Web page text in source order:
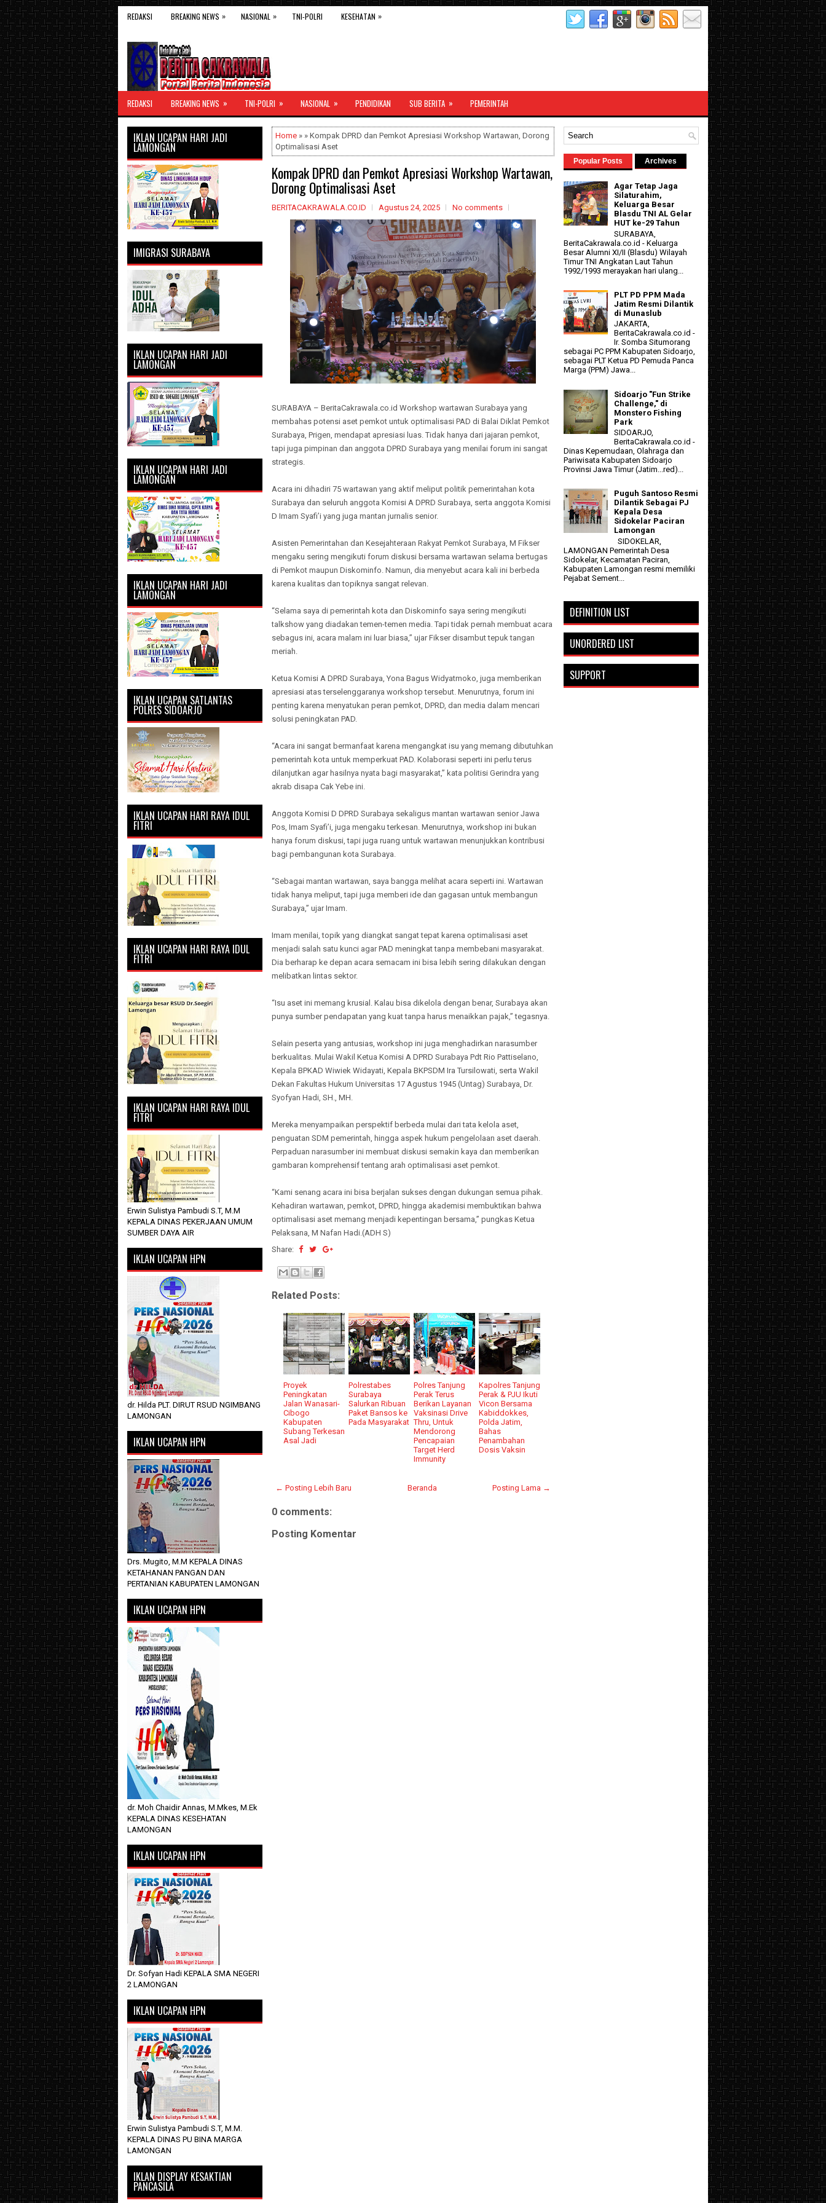
REDAKSI BREAKING NEWS » NASIONAL » TNI-POLRI KESEHATAN »
REDAKSI BREAKING NEWS » TNI-POLRI » NASIONAL » PENDIDIKAN SUB BERITA » PEMERINTAH
Home » » Kompak DPRD dan Pemkot Apresiasi Workshop Wartawan, Dorong
Optimalisasi Aset
Kompak DPRD dan Pemkot Apresiasi Workshop Wartawan,
Dorong Optimalisasi Aset
BERITACAKRAWALA.CO.ID Agustus 24, 2025 No comments
SURABAYA – BeritaCakrawala.co.id Workshop wartawan Surabaya yang
membahas potensi aset pemkot untuk optimalisasi PAD di Balai Diklat Pemkot
Surabaya, Prigen, mendapat apresiasi luas. Tidak hanya dari jajaran pemkot,
tapi juga pimpinan dan anggota DPRD Surabaya yang menilai forum ini sangat
strategis.
Acara ini dihadiri 75 wartawan yang aktif meliput politik pemerintahan kota
Surabaya dan seluruh anggota Komisi A DPRD Surabaya, serta anggota Komisi
D Imam Syafi’i yang juga mantan jurnalis senior.
Asisten Pemerintahan dan Kesejahteraan Rakyat Pemkot Surabaya, M Fikser
mengaku sering mengikuti forum diskusi bersama wartawan selama bertugas
di Pemkot maupun Diskominfo. Namun, dia menyebut acara kali ini berbeda
karena kualitas dan topiknya sangat relevan.
“Selama saya di pemerintah kota dan Diskominfo saya sering mengikuti
talkshow yang diadakan temen-temen media. Tapi tidak pernah membuat acara
sebagus ini, acara malam ini luar biasa,” ujar Fikser disambut tepuk tangan
meriah.
Ketua Komisi A DPRD Surabaya, Yona Bagus Widyatmoko, juga memberikan
apresiasi atas terselenggaranya workshop tersebut. Menurutnya, forum ini
penting karena menyatukan peran pemkot, DPRD, dan media dalam mencari
solusi peningkatan PAD.
“Acara ini sangat bermanfaat karena mengangkat isu yang memang dibutuhkan
pemerintah kota untuk memperkuat PAD. Kolaborasi seperti ini perlu terus
dilanjutkan agar hasilnya nyata bagi masyarakat,” kata politisi Gerindra yang
akrab disapa Cak Yebe ini.
Anggota Komisi D DPRD Surabaya sekaligus mantan wartawan senior Jawa
Pos, Imam Syafi’i, juga mengaku terkesan. Menurutnya, workshop ini bukan
hanya forum diskusi, tapi juga ruang untuk wartawan menunjukkan kontribusi
bagi pembangunan kota Surabaya.
“Sebagai mantan wartawan, saya bangga melihat acara seperti ini. Wartawan
tidak hanya meliput, tapi juga memberi ide dan gagasan untuk membangun
Surabaya,” ujar Imam.
Imam menilai, topik yang diangkat sangat tepat karena optimalisasi aset
menjadi salah satu kunci agar PAD meningkat tanpa membebani masyarakat.
Dia berharap ke depan acara semacam ini bisa lebih sering dilakukan dengan
melibatkan lintas sektor.
“Isu aset ini memang krusial. Kalau bisa dikelola dengan benar, Surabaya akan
punya sumber pendapatan yang kuat tanpa harus menaikkan pajak,” tegasnya.
Selain peserta yang antusias, workshop ini juga menghadirkan narasumber
berkualitas. Mulai Wakil Ketua Komisi A DPRD Surabaya Pdt Rio Pattiselano,
Kepala BPKAD Wiwiek Widayati, Kepala BKPSDM Ira Tursilowati, serta Wakil
Dekan Fakultas Hukum Universitas 17 Agustus 1945 (Untag) Surabaya, Dr.
Syofyan Hadi, SH., MH.
Mereka menyampaikan perspektif berbeda mulai dari tata kelola aset,
penguatan SDM pemerintah, hingga aspek hukum pengelolaan aset daerah.
Perpaduan narasumber ini membuat diskusi semakin kaya dan memberikan
gambaran komprehensif tentang arah optimalisasi aset pemkot.
“Kami senang acara ini bisa berjalan sukses dengan dukungan semua pihak.
Kehadiran wartawan, pemkot, DPRD, hingga akademisi membuktikan bahwa
optimalisasi aset memang menjadi kepentingan bersama,” pungkas Ketua
Pelaksana, M Nafan Hadi.(ADH S)
Share:
Related Posts:
Proyek
Peningkatan
Jalan Wanasari-
Cibogo
Kabupaten
Subang Terkesan
Asal Jadi
Polrestabes
Surabaya
Salurkan Ribuan
Paket Bansos ke
Pada Masyarakat
Polres Tanjung
Perak Terus
Berikan Layanan
Vaksinasi Drive
Thru, Untuk
Mendorong
Pencapaian
Target Herd
Immunity
Kapolres Tanjung
Perak & PJU Ikuti
Vicon Bersama
Kabiddokkes,
Polda Jatim,
Bahas
Penambahan
Dosis Vaksin
← Posting Lebih Baru Posting Lama →
Beranda
0 comments:
Posting Komentar
IKLAN UCAPAN HARI JADI
LAMONGAN
IMIGRASI SURABAYA
IKLAN UCAPAN HARI JADI
LAMONGAN
IKLAN UCAPAN HARI JADI
LAMONGAN
IKLAN UCAPAN HARI JADI
LAMONGAN
IKLAN UCAPAN SATLANTAS
POLRES SIDOARJO
IKLAN UCAPAN HARI RAYA IDUL
FITRI
IKLAN UCAPAN HARI RAYA IDUL
FITRI
IKLAN UCAPAN HARI RAYA IDUL
FITRI
Erwin Sulistya Pambudi S.T, M.M
KEPALA DINAS PEKERJAAN UMUM
SUMBER DAYA AIR
IKLAN UCAPAN HPN
dr. Hilda PLT. DIRUT RSUD NGIMBANG
LAMONGAN
IKLAN UCAPAN HPN
Drs. Mugito, M.M KEPALA DINAS
KETAHANAN PANGAN DAN
PERTANIAN KABUPATEN LAMONGAN
IKLAN UCAPAN HPN
dr. Moh Chaidir Annas, M.Mkes, M.Ek
KEPALA DINAS KESEHATAN
LAMONGAN
IKLAN UCAPAN HPN
Dr. Sofyan Hadi KEPALA SMA NEGERI
2 LAMONGAN
IKLAN UCAPAN HPN
Erwin Sulistya Pambudi S.T, M.M.
KEPALA DINAS PU BINA MARGA
LAMONGAN
IKLAN DISPLAY KESAKTIAN
PANCASILA
Popular Posts Archives
Agar Tetap Jaga
Silaturahim,
Keluarga Besar
Blasdu TNI AL Gelar
HUT ke-29 Tahun
SURABAYA,
BeritaCakrawala.co.id - Keluarga
Besar Alumni XI/II (Blasdu) Wilayah
Timur TNI Angkatan Laut Tahun
1992/1993 merayakan hari ulang...
PLT PD PPM Mada
Jatim Resmi Dilantik
di Munaslub
JAKARTA,
BeritaCakrawala.co.id -
Ir. Somba Situmorang
sebagai PC PPM Kabupaten Sidoarjo,
sebagai PLT Ketua PD Pemuda Panca
Marga (PPM) Jawa...
Sidoarjo "Fun Strike
Challenge," di
Monstero Fishing
Park
SIDOARJO,
BeritaCakrawala.co.id -
Dinas Kepemudaan, Olahraga dan
Pariwisata Kabupaten Sidoarjo
Provinsi Jawa Timur (Jatim...red)...
Puguh Santoso Resmi
Dilantik Sebagai PJ
Kepala Desa
Sidokelar Paciran
Lamongan
SIDOKELAR,
LAMONGAN Pemerintah Desa
Sidokelar, Kecamatan Paciran,
Kabupaten Lamongan resmi memiliki
Pejabat Sement...
DEFINITION LIST
UNORDERED LIST
SUPPORT